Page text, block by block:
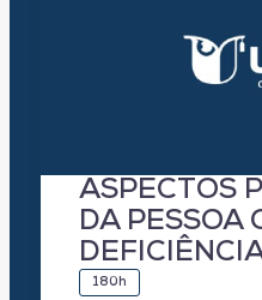
ASPECTOS
DA PESSOA
180h